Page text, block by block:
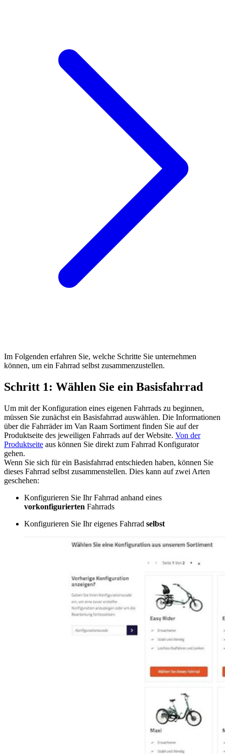
Im Folgenden erfahren Sie, welche Schritte Sie unternehmen
können, um ein Fahrrad selbst zusammenzustellen.
Schritt 1: Wählen Sie ein Basisfahrrad
Um mit der Konfiguration eines eigenen Fahrrads zu beginnen,
müssen Sie zunächst ein Basisfahrrad auswählen. Die Informationen
über die Fahrräder im Van Raam Sortiment finden Sie auf der
Produktseite des jeweiligen Fahrrads auf der Website. Von der
Produktseite aus können Sie direkt zum Fahrrad Konfigurator
gehen.
Wenn Sie sich für ein Basisfahrrad entschieden haben, können Sie
dieses Fahrrad selbst zusammenstellen. Dies kann auf zwei Arten
geschehen:
Konfigurieren Sie Ihr Fahrrad anhand eines
vorkonfigurierten Fahrrads
Konfigurieren Sie Ihr eigenes Fahrrad selbst